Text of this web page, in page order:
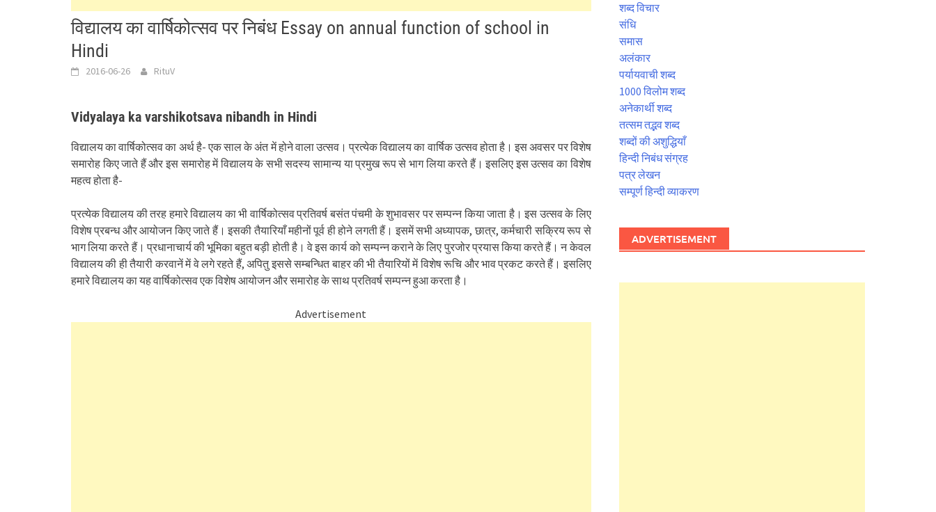
विद्यालय का वार्षिकोत्सव पर निबंध Essay on annual function of school in
Hindi
2016-06-26 RituV
Vidyalaya ka varshikotsava nibandh in Hindi
विद्यालय का वार्षिकोत्सव का अर्थ है- एक साल के अंत में होने वाला उत्सव। प्रत्येक विद्यालय का वार्षिक उत्सव होता है। इस अवसर पर विशेष
समारोह किए जाते हैं और इस समारोह में विद्यालय के सभी सदस्य सामान्य या प्रमुख रूप से भाग लिया करते हैं। इसलिए इस उत्सव का विशेष
महत्व होता है-
प्रत्येक विद्यालय की तरह हमारे विद्यालय का भी वार्षिकोत्सव प्रतिवर्ष बसंत पंचमी के शुभावसर पर सम्पन्न किया जाता है। इस उत्सव के लिए
विशेष प्रबन्ध और आयोजन किए जाते हैं। इसकी तैयारियाँ महीनों पूर्व ही होने लगती हैं। इसमें सभी अध्यापक, छात्र, कर्मचारी सक्रिय रूप से
भाग लिया करते हैं। प्रधानाचार्य की भूमिका बहुत बड़ी होती है। वे इस कार्य को सम्पन्न कराने के लिए पुरजोर प्रयास किया करते हैं। न केवल
विद्यालय की ही तैयारी करवानें में वे लगे रहते हैं, अपितु इससे सम्बन्धित बाहर की भी तैयारियों में विशेष रूचि और भाव प्रकट करते हैं। इसलिए
हमारे विद्यालय का यह वार्षिकोत्सव एक विशेष आयोजन और समारोह के साथ प्रतिवर्ष सम्पन्न हुआ करता है।
Advertisement
शब्द विचार
संधि
समास
अलंकार
पर्यायवाची शब्द
1000 विलोम शब्द
अनेकार्थी शब्द
तत्सम तद्भव शब्द
शब्दों की अशुद्धियाँ
हिन्दी निबंध संग्रह
पत्र लेखन
सम्पूर्ण हिन्दी व्याकरण
ADVERTISEMENT